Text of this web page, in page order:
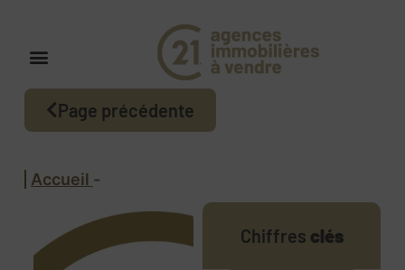
Page précédente
Accueil -
Chiffres clés